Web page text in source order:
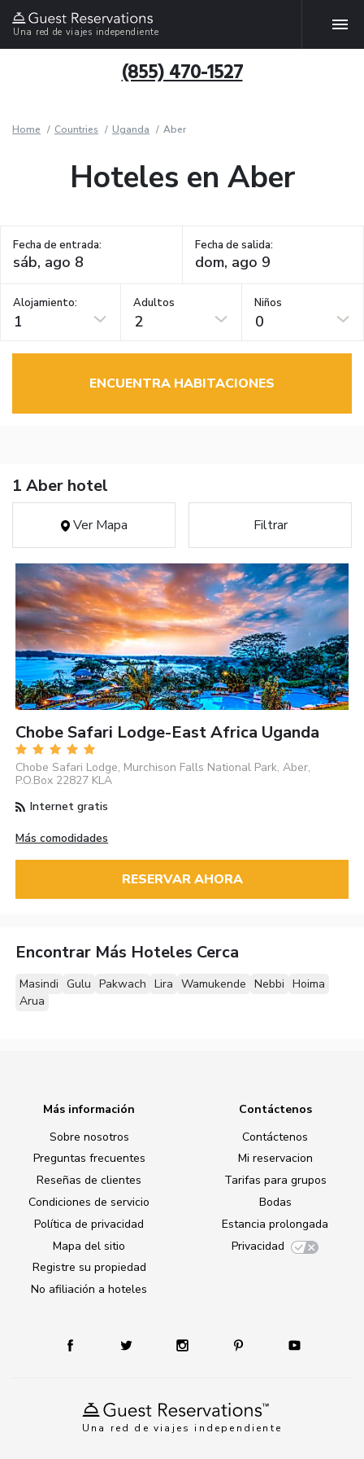
Una red de viajes independiente
(855) 470-1527
Home Countries Uganda Aber
Hoteles en Aber
Fecha de entrada: Fecha de salida:
Alojamiento:
1
Adultos
2
Niños
0
ENCUENTRA HABITACIONES
1 Aber hotel
Ver Mapa Filtrar
Chobe Safari Lodge-East Africa Uganda
Chobe Safari Lodge, Murchison Falls National Park, Aber,
P.O.Box 22827 KLA
Internet gratis
Más comodidades
RESERVAR AHORA
Encontrar Más Hoteles Cerca
Masindi Gulu Pakwach Lira Wamukende Nebbi Hoima
Arua
Una red de viajes independiente
Más información
Sobre nosotros
Preguntas frecuentes
Reseñas de clientes
Condiciones de servicio
Política de privacidad
Mapa del sitio
Registre su propiedad
No afiliación a hoteles
Contáctenos
Contáctenos
Mi reservacion
Tarifas para grupos
Bodas
Estancia prolongada
Privacidad